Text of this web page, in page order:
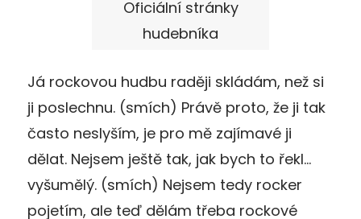
Oficiální stránky
hudebníka
Já rockovou hudbu raději skládám, než si
ji poslechnu. (smích) Právě proto, že ji tak
často neslyším, je pro mě zajímavé ji
dělat. Nejsem ještě tak, jak bych to řekl…
vyšumělý. (smích) Nejsem tedy rocker
pojetím, ale teď dělám třeba rockové